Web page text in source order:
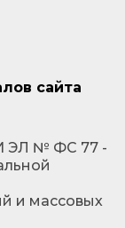
сайта
ЭЛ № ФС 77 -
и массовых